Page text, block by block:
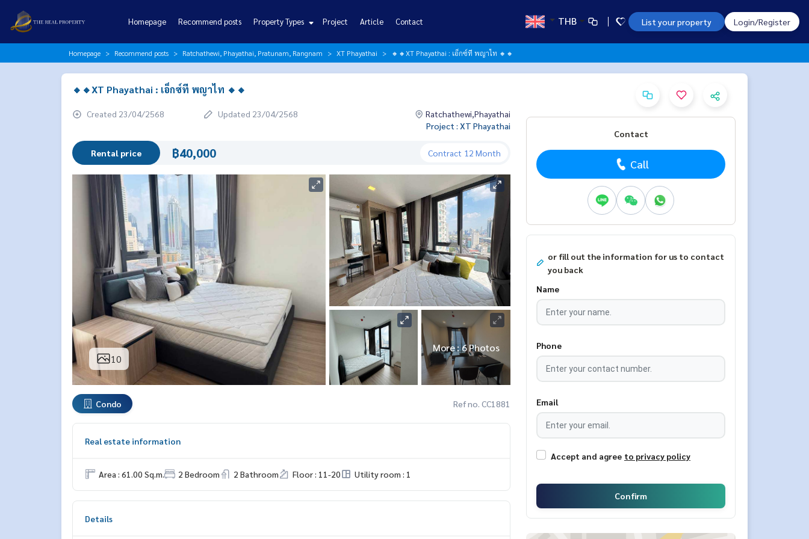
Homepage Recommend posts Property Types Project Article Contact THB List your property Login/Register
Homepage Recommend posts Ratchathewi, Phayathai, Pratunam, Rangnam XT Phayathai 🔸🔸XT Phayathai : เอ็กซ์ที พญาไท 🔸🔸
🔸🔸XT Phayathai : เอ็กซ์ที พญาไท 🔸🔸
Created 23/04/2568 Updated 23/04/2568
Ratchathewi,Phayathai
Project : XT Phayathai
Rental price ฿40,000 Contract 12 Month
10
More : 6 Photos
Condo Ref no. CC1881
Real estate information
Area : 61.00 Sq.m. 2 Bedroom 2 Bathroom Floor : 11-20 Utility room : 1
Details
Contact
Call
or fill out the information for us to contact
you back
Name
Phone
Email
Accept and agree to privacy policy
Confirm